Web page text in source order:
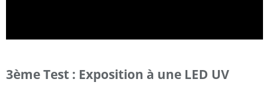
3ème Test : Exposition à une LED UV